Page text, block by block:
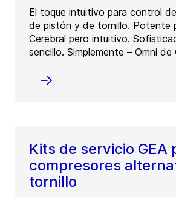
El toque intuitivo para control
de pistón y de tornillo. Potente
Cerebral pero intuitivo.
sencillo. Simplemente – Omni de
Kits de servicio GEA
compresores
tornillo